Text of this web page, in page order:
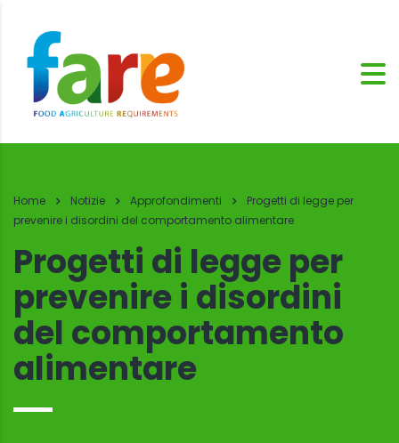
Home Notizie Approfondimenti
Progetti di legge per
prevenire i disordini del comportamento alimentare
Progetti di legge per
prevenire i disordini
del comportamento
alimentare